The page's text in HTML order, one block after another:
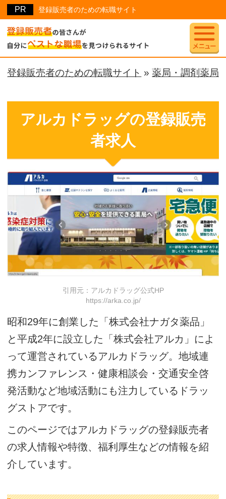
登録販売者のための転職サイト
登録販売者のための転職サイト »薬局・調剤薬局
アルカドラッグの登録販売
者求人
引用元：アルカドラッグ公式HP
https://arka.co.jp/
昭和29年に創業した「株式会社ナガタ薬品」
と平成2年に設立した「株式会社アルカ」によ
って運営されているアルカドラッグ。地域連
携カンファレンス・健康相談会・交通安全啓
発活動など地域活動にも注力しているドラッ
グストアです。
このページではアルカドラッグの登録販売者
の求人情報や特徴、福利厚生などの情報を紹
介しています。